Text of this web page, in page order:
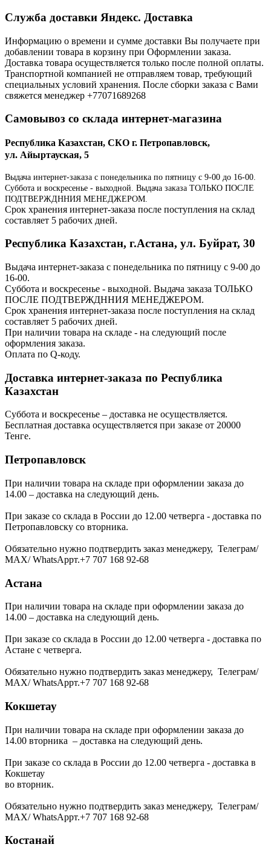
Служба доставки Яндекс. Доставка
Информацию о времени и сумме доставки Вы получаете при
добавлении товара в корзину при Оформлении заказа.
Доставка товара осуществляется только после полной оплаты.
Транспортной компанией не отправляем товар, требующий
специальных условий хранения. После сборки заказа с Вами
свяжется менеджер +77071689268
Самовывоз со склада интернет-магазина
Республика Казахстан, СКО г. Петропавловск,
ул. Айыртауская, 5
Выдача интернет-заказа с понедельника по пятницу с 9-00 до 16-00.
Суббота и воскресенье - выходной. Выдача заказа ТОЛЬКО ПОСЛЕ
ПОДТВЕРЖДННИЯ МЕНЕДЖЕРОМ.
Срок хранения интернет-заказа после поступления на склад
составляет 5 рабочих дней.
Республика Казахстан, г.Астана, ул. Буйрат, 30
Выдача интернет-заказа с понедельника по пятницу с 9-00 до
16-00.
Суббота и воскресенье - выходной. Выдача заказа ТОЛЬКО
ПОСЛЕ ПОДТВЕРЖДННИЯ МЕНЕДЖЕРОМ.
Срок хранения интернет-заказа после поступления на склад
составляет 5 рабочих дней.
При наличии товара на складе - на следующий после
оформления заказа.
Оплата по Q-коду.
Доставка интернет-заказа по Республика
Казахстан
Суббота и воскресенье – доставка не осуществляется.
Бесплатная доставка осуществляется при заказе от 20000
Тенге.
Петропавловск
При наличии товара на складе при оформлении заказа до
14.00 – доставка на следующий день.
При заказе со склада в России до 12.00 четверга - доставка по
Петропавловску со вторника.
Обязательно нужно подтвердить заказ менеджеру, Телеграм/
МАХ/ WhatsAppт.+7 707 168 92-68
Астана
При наличии товара на складе при оформлении заказа до
14.00 – доставка на следующий день.
При заказе со склада в России до 12.00 четверга - доставка по
Астане с четверга.
Обязательно нужно подтвердить заказ менеджеру, Телеграм/
МАХ/ WhatsAppт.+7 707 168 92-68
Кокшетау
При наличии товара на складе при оформлении заказа до
14.00 вторника – доставка на следующий день.
При заказе со склада в России до 12.00 четверга - доставка в
Кокшетау
во вторник.
Обязательно нужно подтвердить заказ менеджеру, Телеграм/
МАХ/ WhatsAppт.+7 707 168 92-68
Костанай